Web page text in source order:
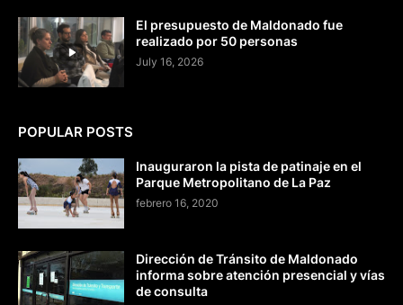
El presupuesto de Maldonado fue
realizado por 50 personas
July 16, 2026
POPULAR POSTS
Inauguraron la pista de patinaje en el
Parque Metropolitano de La Paz
febrero 16, 2020
Dirección de Tránsito de Maldonado
informa sobre atención presencial y vías
de consulta